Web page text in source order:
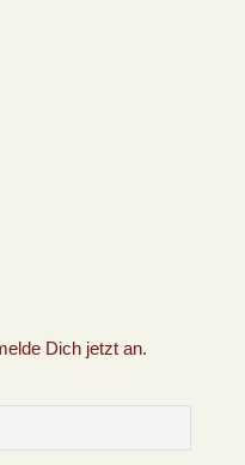
Dich jetzt an.